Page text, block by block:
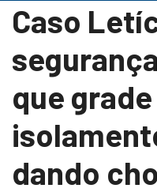
Caso
que
dando